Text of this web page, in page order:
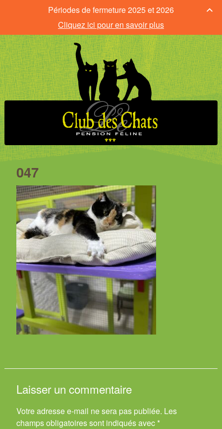
047
Laisser un commentaire
Votre adresse e-mail ne sera pas publiée. Les
champs obligatoires sont indiqués avec *
Périodes de fermeture 2025 et 2026
Cliquez ici pour en savoir plus